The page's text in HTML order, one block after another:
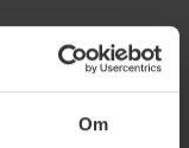
Om